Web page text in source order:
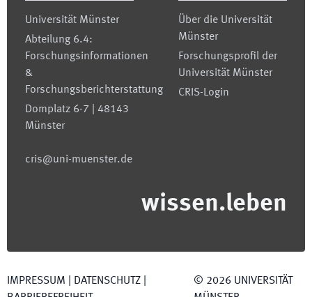
Universität Münster
Abteilung 6.4:
Forschungsinformationen
&
Forschungsberichterstattung
Domplatz 6-7 | 48143
Münster
cris@uni-muenster.de
Über die Universität
Münster
Forschungsprofil der
Universität Münster
CRIS-Login
wissen.leben
IMPRESSUM DATENSCHUTZ © 2026 UNIVERSITÄT